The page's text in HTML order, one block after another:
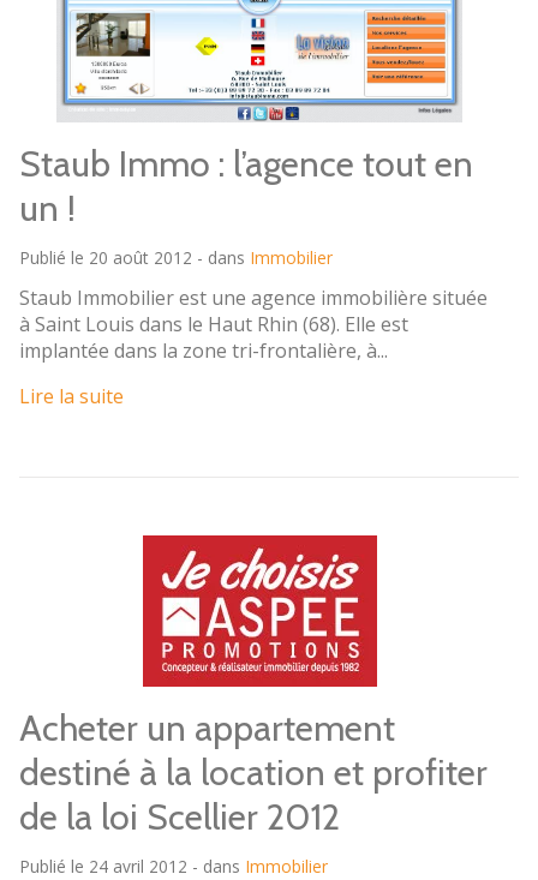
Staub Immo : l’agence tout en
un !
Publié le 20 août 2012 - dans Immobilier
Staub Immobilier est une agence immobilière située
à Saint Louis dans le Haut Rhin (68). Elle est
implantée dans la zone tri-frontalière, à...
Lire la suite
Acheter un appartement
destiné à la location et profiter
de la loi Scellier 2012
Publié le 24 avril 2012 - dans Immobilier